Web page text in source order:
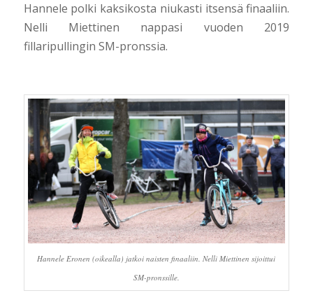
Hannele polki kaksikosta niukasti itsensä finaaliin.
Nelli Miettinen nappasi vuoden 2019
fillaripullingin SM-pronssia.
Hannele Eronen (oikealla) jatkoi naisten finaaliin. Nelli Miettinen sijoittui
SM-pronssille.